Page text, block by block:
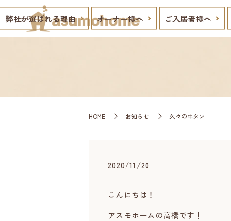
弊社が選ばれる理由 オーナー様へ ご入居者様へ
HOME お知らせ 久々の牛タン
2020/11/20
こんにちは！
アスモホームの高橋です！